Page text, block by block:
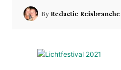
By Redactie Reisbranche